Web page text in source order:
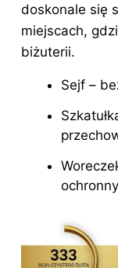
doskonale się
miejscach,
biżuterii.
Sejf –